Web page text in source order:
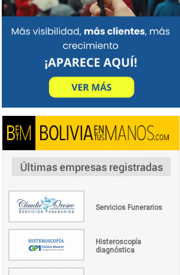
Servicios Funerarios
Histeroscopía
diagnóstica